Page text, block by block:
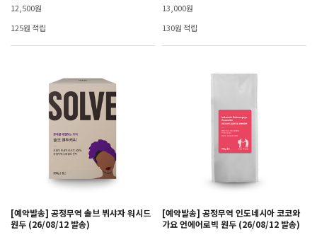
12,500원
125원 적립
13,000원
130원 적립
[예약발송] 공정무역 솔브 뷔샤자 워시드
원두 (26/08/12 발송)
[예약발송] 공정무역 인도네시아 코코와
가요 언에어로빅 원두 (26/08/12 발송)